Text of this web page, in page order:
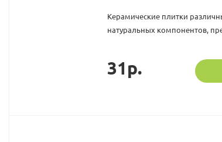
Керамические плитки
натуральных компонентов,
31р.